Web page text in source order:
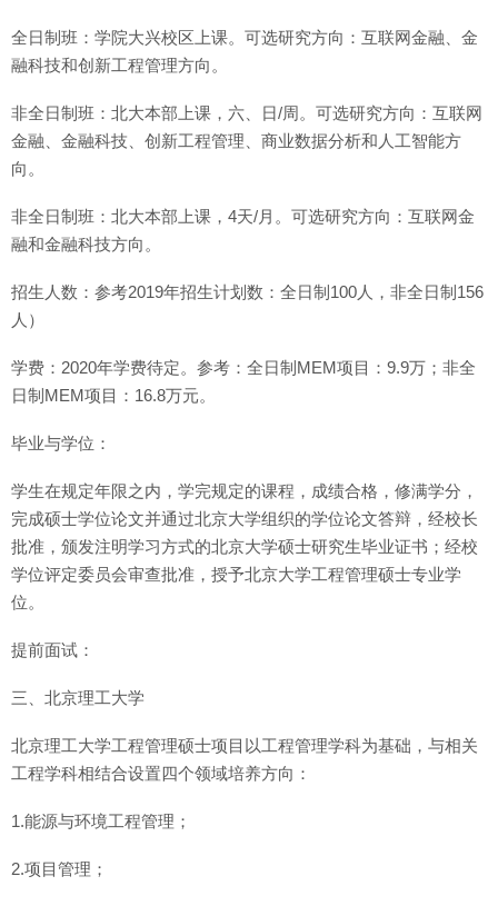
全日制班：学院大兴校区上课。可选研究方向：互联网金融、金
融科技和创新工程管理方向。
非全日制班：北大本部上课，六、日/周。可选研究方向：互联网
金融、金融科技、创新工程管理、商业数据分析和人工智能方
向。
非全日制班：北大本部上课，4天/月。可选研究方向：互联网金
融和金融科技方向。
招生人数：参考2019年招生计划数：全日制100人，非全日制156
人）
学费：2020年学费待定。参考：全日制MEM项目：9.9万；非全
日制MEM项目：16.8万元。
毕业与学位：
学生在规定年限之内，学完规定的课程，成绩合格，修满学分，
完成硕士学位论文并通过北京大学组织的学位论文答辩，经校长
批准，颁发注明学习方式的北京大学硕士研究生毕业证书；经校
学位评定委员会审查批准，授予北京大学工程管理硕士专业学
位。
提前面试：
三、北京理工大学
北京理工大学工程管理硕士项目以工程管理学科为基础，与相关
工程学科相结合设置四个领域培养方向：
1.能源与环境工程管理；
2.项目管理；